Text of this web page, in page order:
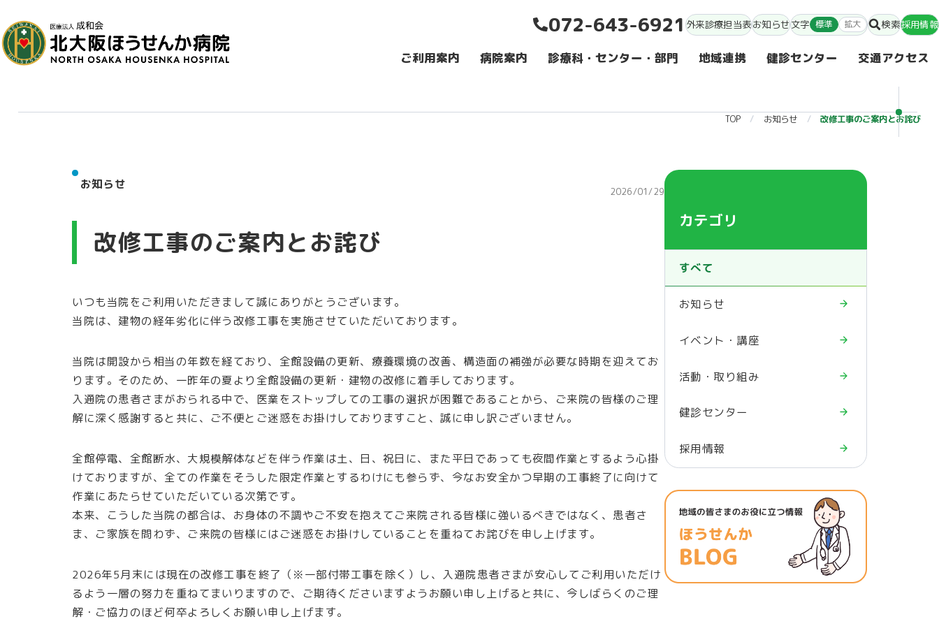
072-643-6921外来診療担当表お知らせ文字 標準 拡大 検索採用情報
ご利用案内 病院案内 診療科・センター・部門 地域連携 健診センター 交通アクセス
TOP お知らせ 改修工事のご案内とお詫び
お知らせ 2026/01/29
改修工事のご案内とお詫び
いつも当院をご利用いただきまして誠にありがとうございます。
当院は、建物の経年劣化に伴う改修工事を実施させていただいております。
当院は開設から相当の年数を経ており、全館設備の更新、療養環境の改善、構造面の補強が必要な時期を迎えてお
ります。そのため、一昨年の夏より全館設備の更新・建物の改修に着手しております。
入通院の患者さまがおられる中で、医業をストップしての工事の選択が困難であることから、ご来院の皆様のご理
解に深く感謝すると共に、ご不便とご迷惑をお掛けしておりますこと、誠に申し訳ございません。
全館停電、全館断水、大規模解体などを伴う作業は土、日、祝日に、また平日であっても夜間作業とするよう心掛
けておりますが、全ての作業をそうした限定作業とするわけにも参らず、今なお安全かつ早期の工事終了に向けて
作業にあたらせていただいている次第です。
本来、こうした当院の都合は、お身体の不調やご不安を抱えてご来院される皆様に強いるべきではなく、患者さ
ま、ご家族を問わず、ご来院の皆様にはご迷惑をお掛けしていることを重ねてお詫びを申し上げます。
2026年5月末には現在の改修工事を終了（※一部付帯工事を除く）し、入通院患者さまが安心してご利用いただけ
るよう一層の努力を重ねてまいりますので、ご期待くださいますようお願い申し上げると共に、今しばらくのご理
解・ご協力のほど何卒よろしくお願い申し上げます。
カテゴリ
すべて
お知らせ
イベント・講座
活動・取り組み
健診センター
採用情報